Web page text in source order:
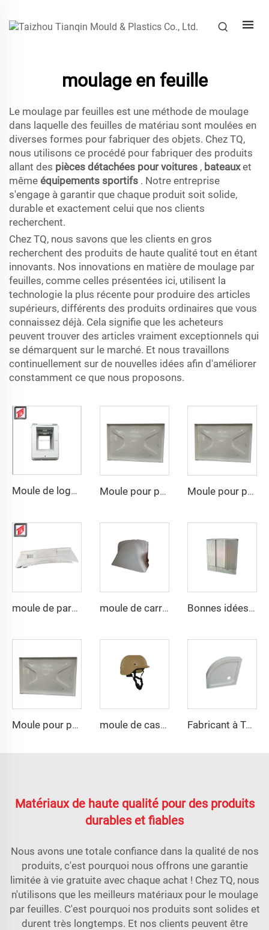
moulage en feuille
Le moulage par feuilles est une méthode de moulage
dans laquelle des feuilles de matériau sont moulées en
diverses formes pour fabriquer des objets. Chez TQ,
nous utilisons ce procédé pour fabriquer des produits
allant des pièces détachées pour voitures , bateauxet
même équipements sportifs . Notre entreprise
s'engage à garantir que chaque produit soit solide,
durable et exactement celui que nos clients
recherchent.
Chez TQ, nous savons que les clients en gros
recherchent des produits de haute qualité tout en étant
innovants. Nos innovations en matière de moulage par
feuilles, comme celles présentées ici, utilisent la
technologie la plus récente pour produire des articles
supérieurs, différents des produits ordinaires que vous
connaissez déjà. Cela signifie que les acheteurs
peuvent trouver des articles vraiment exceptionnels qui
se démarquent sur le marché. Et nous travaillons
continuellement sur de nouvelles idées afin d'améliorer
constamment ce que nous proposons.
Moule de logement inférieur par compression SMC Moule pour panneau d'eau SMC à la vente, moule de compression SMC avec prix compétitif Moule pour panneau d'eau SMC à la vente, moule de compression SMC avec prix compétitif
moule de pare-chocs auto SMC à la mode moule de carrosserie auto SMC en résine de compression bien vendu Bonnes idées d'outils en vente, moule de boîte de distribution pour réservoir séptique
Moule pour panneau d'eau SMC à la vente, moule de compression SMC avec prix compétitif moule de casque en composite pasgt par compression Fabricant à Taizhou moule de thermoformage en plastique plateau de douche
Matériaux de haute qualité pour des produits
durables et fiables
Nous avons une totale confiance dans la qualité de nos
produits, c'est pourquoi nous offrons une garantie
limitée à vie gratuite avec chaque achat ! Chez TQ, nous
n'utilisons que les meilleurs matériaux pour le moulage
par feuilles. C'est pourquoi nos produits sont solides et
durent très longtemps. Et nos clients peuvent être